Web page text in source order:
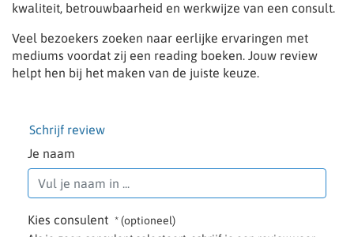
kwaliteit, betrouwbaarheid en werkwijze van een consult.
Veel bezoekers zoeken naar eerlijke ervaringen met
mediums voordat zij een reading boeken. Jouw review
helpt hen bij het maken van de juiste keuze.
Schrijf review
Je naam
Kies consulent * (optioneel)